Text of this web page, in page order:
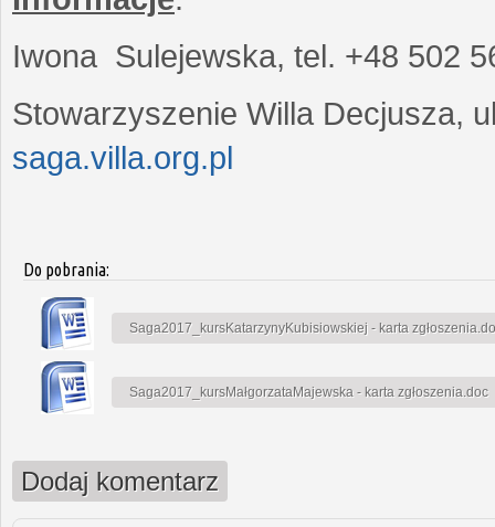
Iwona Sulejewska, tel. +48 502
Stowarzyszenie Willa Decjusza,
saga.villa.org.pl
Do pobrania:
Saga2017_kursKatarzynyKubisiowskiej - karta
Saga2017_kursMałgorzataMajewska - karta zgłoszenia.doc
Dodaj komentarz